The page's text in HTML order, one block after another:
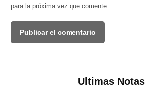
para la próxima vez que comente.
Ultimas Notas